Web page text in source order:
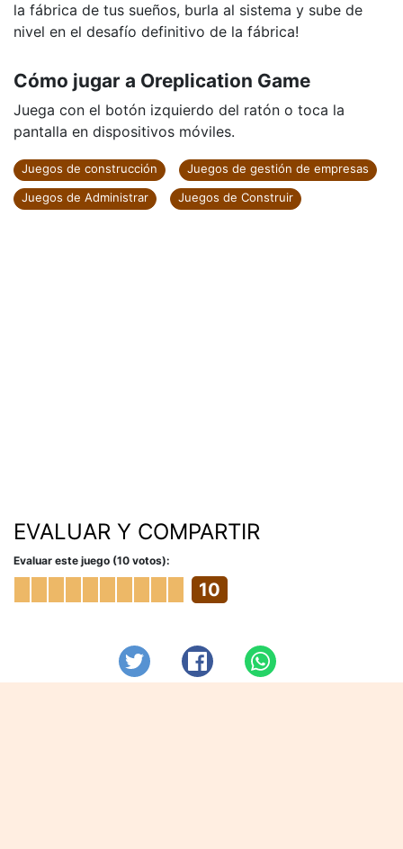
la fábrica de tus sueños, burla al sistema y sube de
nivel en el desafío definitivo de la fábrica!
Cómo jugar a Oreplication Game
Juega con el botón izquierdo del ratón o toca la
pantalla en dispositivos móviles.
Juegos de construcción
Juegos de gestión de empresas
Juegos de Administrar
Juegos de Construir
EVALUAR Y COMPARTIR
Evaluar este juego (10 votos):
10